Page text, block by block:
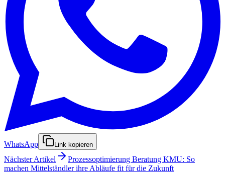
WhatsApp Link kopieren
Nächster Artikel
Prozessoptimierung Beratung KMU: So
machen Mittelständler ihre Abläufe fit für die Zukunft